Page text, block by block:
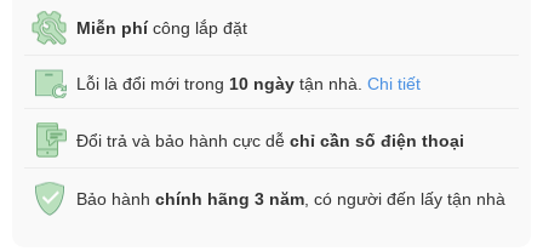
Miễn phícông lắp đặt
Lỗi là đổi mới trong 10 ngày tận nhà. Chi tiết
Đổi trả và bảo hành cực dễ chỉ cần số điện thoại
Bảo hành chính hãng 3 năm , có người đến lấy tận nhà